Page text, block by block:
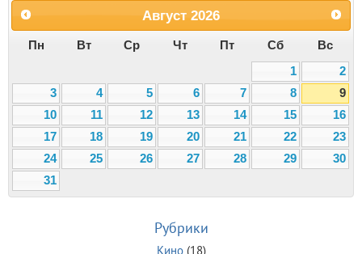
Август 2026
Пн Вт Ср Чт Пт Сб
Вс
1
2
3
4 5 6 7 8
9
10
11 12 13 14 15
16
17
18 19 20 21 22
23
24
25 26 27 28 29
30
31
Рубрики
Кино(18)